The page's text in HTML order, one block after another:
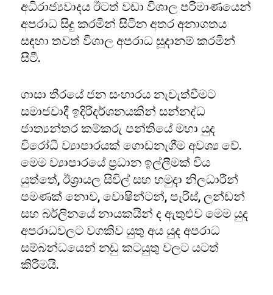
අධිරාජ්‍යවාදය ඊටත් වඩා විශාල පරිමාණයෙන්
අපරාධ සිදු කරමින් සිටින අතර අනාගතය
සඳහා තවත් විශාල අපරාධ සූදානම් කරමින්
සිටී.
ගාසා තීරයේ ජන සංහාරය නැවැත්වීමට
සමාජවාදී ඉදිරිදර්ශනයකින් සන්නද්ධ
ජාත්‍යන්තර කම්කරු පන්තියේ මහා යුද
විරෝධී ව්‍යාපාරයක් ගොඩනැගීම අවශ්‍ය වේ.
මෙම ව්‍යාපාරයේ ප්‍රධාන ඉල්ලීමක් විය
යුත්තේ, ඊශ්‍රායල සිවිල් සහ හමුදා නිලධාරීන්
පමණක් නොව, වොෂින්ටන්, පැරිස්, ලන්ඩන්
සහ බර්ලිනයේ නායකයින් ද ඇතුළුව මෙම යුද
අපරාධවලට වගකිව යුතු අය යුද අපරාධ
සම්බන්ධයෙන් නඩු කටයුතු වලට යටත්
කිරීමයි.